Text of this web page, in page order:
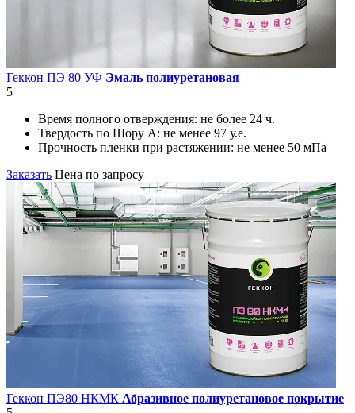
Геккон ПЭ 80 УФ Эмаль полиуретановая
5
Время полного отверждения: не более 24 ч.
Твердость по Шору А: не менее 97 у.е.
Прочность пленки при растяжении: не менее 50 мПа
Заказать Цена по запросу
Геккон ПЭ80 НКМК Абразивное полиуретановое покрытие